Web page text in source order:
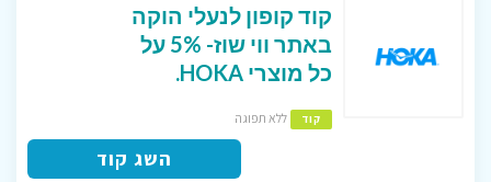
קוד קופון לנעלי הוקה
באתר ווי שוז- 5% על
כל מוצרי HOKA.
קוד ללא תפוגה
השג קוד